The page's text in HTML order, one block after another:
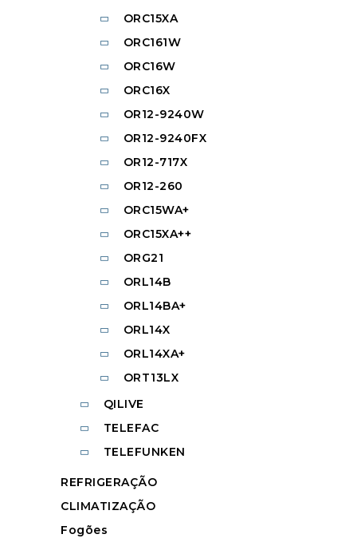
ORC15XA
ORC161W
ORC16W
ORC16X
OR12-9240W
OR12-9240FX
OR12-717X
OR12-260
ORC15WA+
ORC15XA++
ORG21
ORL14B
ORL14BA+
ORL14X
ORL14XA+
ORT13LX
QILIVE
TELEFAC
TELEFUNKEN
REFRIGERAÇÃO
CLIMATIZAÇÃO
Fogões